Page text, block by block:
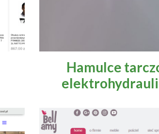
Hamulce